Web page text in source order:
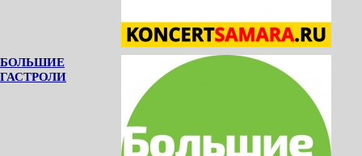
БОЛЬШИЕ
ГАСТРОЛИ